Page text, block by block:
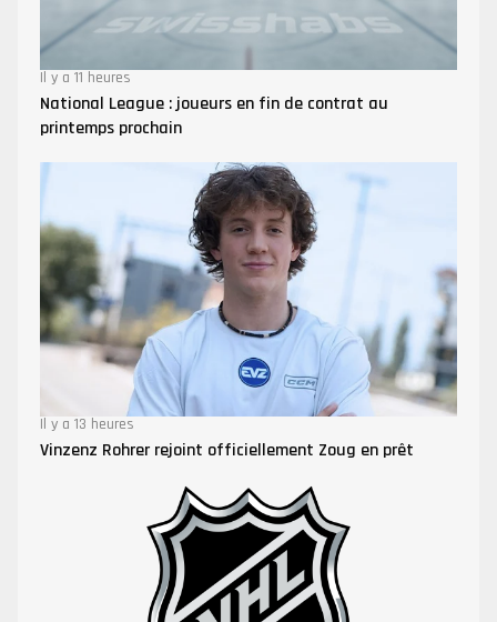
Il y a 11 heures
National League : joueurs en fin de contrat au
printemps prochain
Il y a 13 heures
Vinzenz Rohrer rejoint officiellement Zoug en prêt